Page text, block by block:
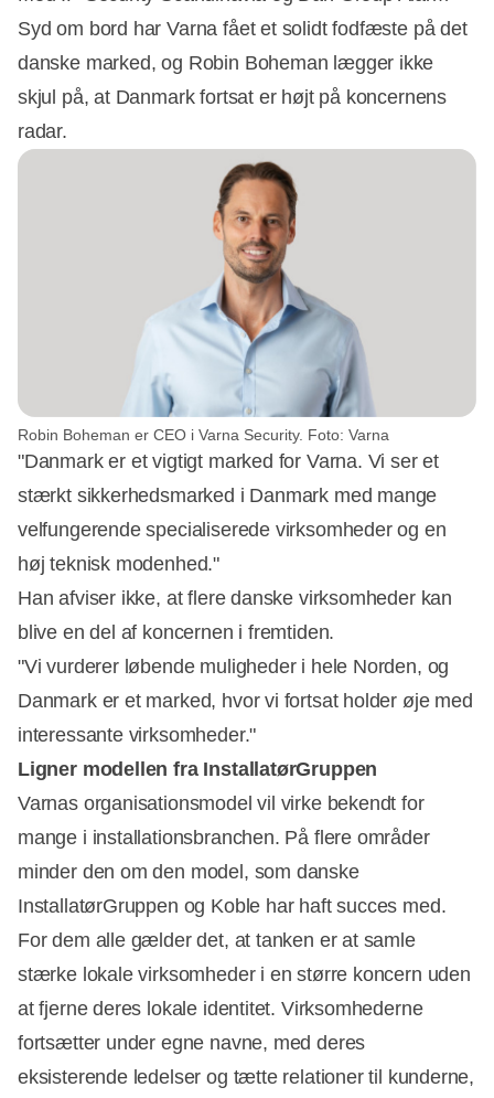
Syd om bord har Varna fået et solidt fodfæste på det
danske marked, og Robin Boheman lægger ikke
skjul på, at Danmark fortsat er højt på koncernens
radar.
Robin Boheman er CEO i Varna Security. Foto: Varna
"Danmark er et vigtigt marked for Varna. Vi ser et
stærkt sikkerhedsmarked i Danmark med mange
velfungerende specialiserede virksomheder og en
høj teknisk modenhed."
Han afviser ikke, at flere danske virksomheder kan
blive en del af koncernen i fremtiden.
"Vi vurderer løbende muligheder i hele Norden, og
Danmark er et marked, hvor vi fortsat holder øje med
interessante virksomheder."
Ligner modellen fra InstallatørGruppen
Varnas organisationsmodel vil virke bekendt for
mange i installationsbranchen. På flere områder
minder den om den model, som danske
InstallatørGruppen og Koble har haft succes med.
For dem alle gælder det, at tanken er at samle
stærke lokale virksomheder i en større koncern uden
at fjerne deres lokale identitet. Virksomhederne
fortsætter under egne navne, med deres
eksisterende ledelser og tætte relationer til kunderne,